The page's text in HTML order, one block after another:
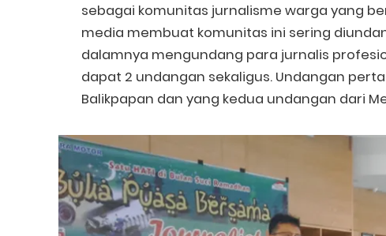
sebagai komunitas jurnalisme warga yang
media membuat komunitas ini sering
dalamnya mengundang para jurnalis
dapat 2 undangan sekaligus. Undangan
Balikpapan dan yang kedua undangan dari